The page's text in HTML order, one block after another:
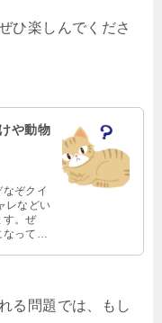
ひ楽しんでくださ
や動物
ぞクイ
レなどい
す。ぜ
ってく
る問題では、もし